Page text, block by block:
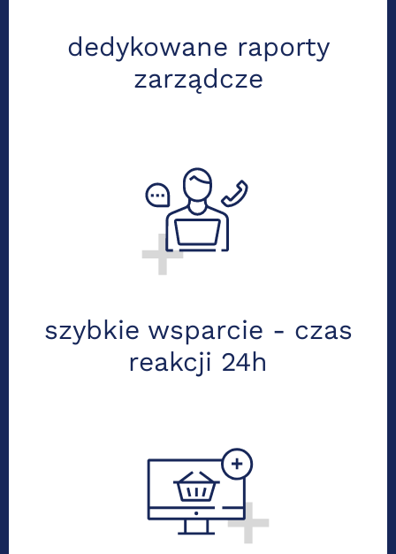
dedykowane raporty
zarządcze
szybkie wsparcie - czas
reakcji 24h
Odpowiadamy szybko i kompleksowo.
Nasz zespół księgowych i kadrowych
wspierają doradcy podatkowi i prawni –
Rozwijaj się – my dopasujemy system do
Twoich potrzeb. Bez względu na to, czy
zatrudniasz 1 osobę a planujesz 100,